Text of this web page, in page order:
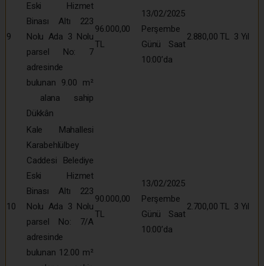
9
Eski Hizmet
Binası Altı 223
Nolu Ada 3 Nolu
parsel No: 7
adresinde
bulunan 9.00 m²
alana sahip
Dükkân
96.000,00
TL
13/02/2025
Perşembe
Günü Saat
10:00’da
2.880,00 TL 3 Yıl
10
Kale Mahallesi
Karabehlülbey
Caddesi Belediye
Eski Hizmet
Binası Altı 223
Nolu Ada 3 Nolu
parsel No: 7/A
adresinde
bulunan 12.00 m²
90.000,00
TL
13/02/2025
Perşembe
Günü Saat
10:00’da
2.700,00 TL 3 Yıl